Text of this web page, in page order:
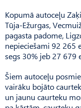
Kopumā autoceļu
Tūja-Ežurgas,
pagasta padome,
nepieciešami 92 265
segs 30% jeb 27 679
Šiem autoceļu
vairāku bojāto
un jaunu caurteku